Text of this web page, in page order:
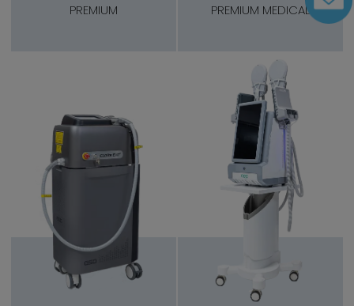
PREMIUM PREMIUM MEDICAL